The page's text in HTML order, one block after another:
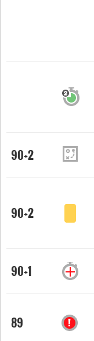
90+2
90+2
90+1
89